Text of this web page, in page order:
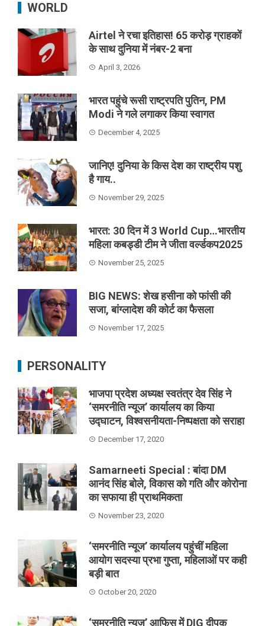
WORLD
Airtel ने रचा इतिहास! 65 करोड़ ग्राहकों
के साथ दुनिया में नंबर-2 बना
April 3, 2026
भारत पहुंचे रूसी राष्ट्रपति पुतिन, PM
Modi ने गले लगाकर किया स्वागत
December 4, 2025
जानिए! दुनिया के किस देश का राष्ट्रीय पशु
है गाय..
November 29, 2025
भारत: 30 दिन में 3 World Cup…भारतीय
महिला कबड्डी टीम ने जीता वर्ल्डकप2025
November 25, 2025
BIG NEWS: शेख हसीना को फांसी की
सजा, बांग्लादेश की कोर्ट का फैसला
November 17, 2025
PERSONALITY
भाजपा प्रदेश अध्यक्ष स्वतंत्र देव सिंह ने
‘समरनीति न्यूज’ कार्यालय का किया
उद्घाटन, विश्वसनीयता-निष्पक्षता को सराहा
December 17, 2020
Samarneeti Special : बांदा DM
आनंद सिंह बोले, विकास को गति और कोरोना
का सफाया ही प्राथमिकता
November 23, 2020
‘समरनीति न्यूज’ कार्यालय पहुंचीं महिला
आयोग सदस्या प्रभा गुप्ता, महिलाओं पर कही
बड़ी बात
October 20, 2020
‘समरनीति न्यूज’ आफिस में DIG दीपक